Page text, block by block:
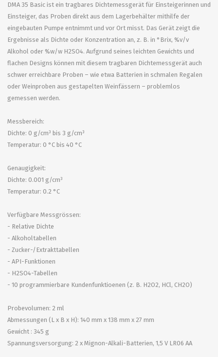
DMA 35 Basic ist ein tragbares Dichtemessgerät für Einsteigerinnen und
Einsteiger, das Proben direkt aus dem Lagerbehälter mithilfe der
eingebauten Pumpe entnimmt und vor Ort misst. Das Gerät zeigt die
Ergebnisse als Dichte oder Konzentration an, z. B. in °Brix, %v/v
Alkohol oder %w/w H2SO4. Aufgrund seines leichten Gewichts und
flachen Designs können mit diesem tragbaren Dichtemessgerät auch
schwer erreichbare Proben – wie etwa Batterien in schmalen Regalen
oder Weinproben aus gestapelten Weinfässern – problemlos
gemessen werden.
Messbereich:
Dichte: 0 g/cm³ bis 3 g/cm³
Temperatur: 0 °C bis 40 °C
Genaugigkeit:
Dichte: 0.001 g/cm³
Temperatur: 0.2 °C
Verfügbare Messgrössen:
- Relative Dichte
- Alkoholtabellen
- Zucker-/Extrakttabellen
- API-Funktionen
- H2SO4-Tabellen
- 10 programmierbare Kundenfunktioenen (z. B. H2O2, HCl, CH2O)
Probevolumen: 2 ml
Abmessungen (L x B x H): 140 mm x 138 mm x 27 mm
Gewicht : 345 g
Spannungsversorgung: 2 x Mignon-Alkali-Batterien, 1,5 V LR06 AA